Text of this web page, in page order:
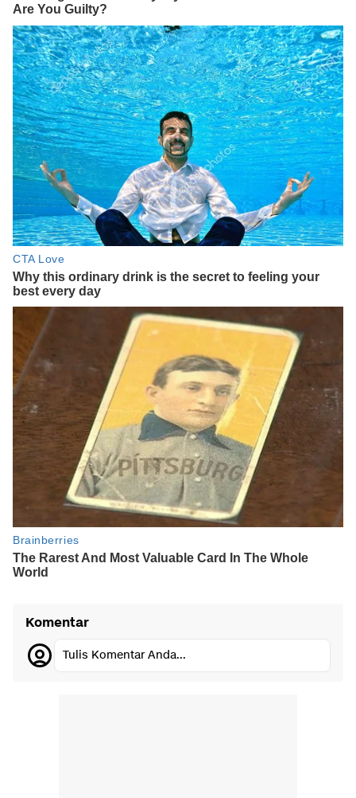
Komentar
Tulis Komentar Anda...